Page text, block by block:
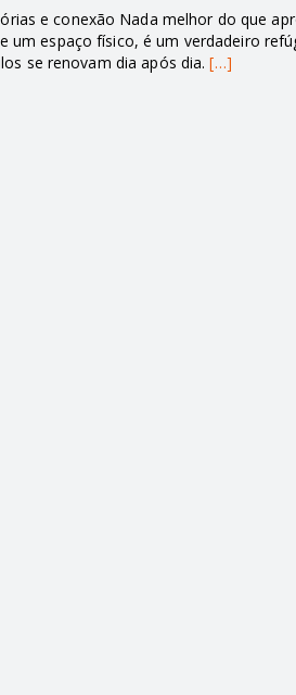
e conexão Nada melhor do que
um espaço físico, é um verdadeiro
se renovam dia após dia.[…]